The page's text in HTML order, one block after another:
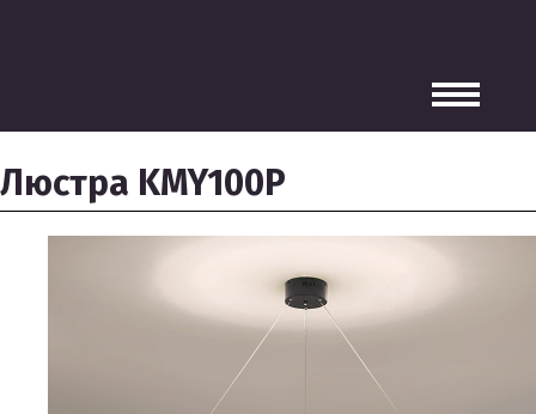
Люстра KMY100P